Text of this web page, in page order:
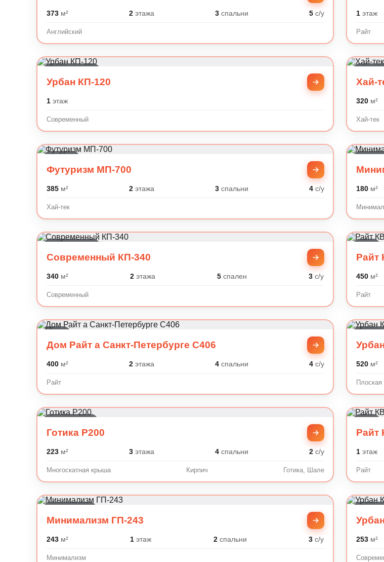
373м² 2этажа 3спальни 5с/у
Английский
1этаж
Райт
Урбан КП-120
1этаж
Современный
Хай-
320м²
Хай-тек
Футуризм МП-700
385м² 2этажа 3спальни 4с/у
Хай-тек
180м²
Современный КП-340
340м² 2этажа 5 спален 3 с/у
Современный
Райт
450м²
Райт
Дом Райт а Санкт-Петербурге C406
400м² 2этажа 4спальни 4с/у
Райт
520м²
Плоская
Готика P200
223м² 3этажа 4спальни 2с/у
Многоскатная крыша Кирпич Готика, Шале
Райт
1этаж
Райт
Минимализм ГП-243
243м² 1 этаж 2спальни 3 с/у
Минимализм
253м²